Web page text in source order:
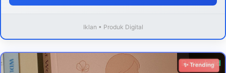
Iklan • Produk Digital
Download
✨ Trending